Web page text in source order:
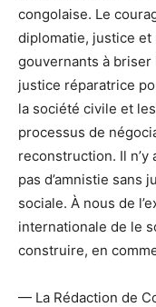
congolaise. Le
diplomatie, justice et
gouvernants à
justice réparatrice
la société civile et
processus de
reconstruction. Il n’y
pas d’amnistie sans
sociale. À nous de
internationale de le
construire, en
— La Rédaction de